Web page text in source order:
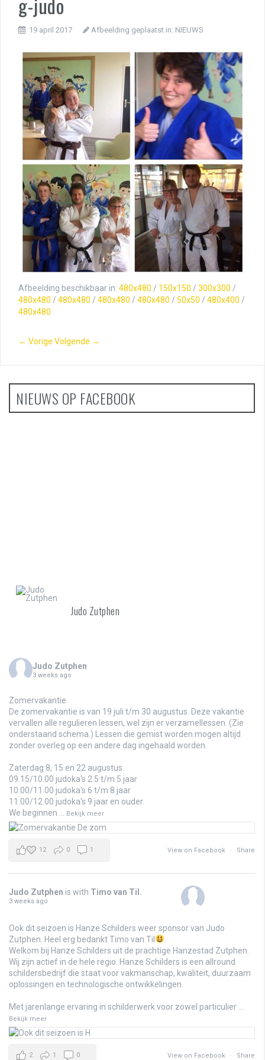
19 april 2017 Afbeelding geplaatst in: NIEUWS
Afbeelding beschikbaar in: 480x480 / 150x150 / 300x300 /
480x480 / 480x480 / 480x480 / 480x480 / 50x50 / 480x400 /
480x480
← Vorige Volgende →
NIEUWS OP FACEBOOK
Judo Zutphen
Judo Zutphen
3 weeks ago
Zomervakantie
De zomervakantie is van 19 juli t/m 30 augustus. Deze vakantie
vervallen alle regulieren lessen, wel zijn er verzamellessen. (Zie
onderstaand schema.) Lessen die gemist worden mogen altijd
zonder overleg op een andere dag ingehaald worden.
Zaterdag 8, 15 en 22 augustus.
09.15/10.00 judoka's 2.5 t/m 5 jaar
10.00/11.00 judoka's 6 t/m 8 jaar
11.00/12.00 judoka's 9 jaar en ouder.
We beginnen
Bekijk meer
View on Facebook · Share
12 0 1
Judo Zutphen is with Timo van Til.
3 weeks ago
Ook dit seizoen is Hanze Schilders weer sponsor van Judo
Zutphen. Heel erg bedankt Timo van Til
Welkom bij Hanze Schilders uit de prachtige Hanzestad Zutphen.
Wij zijn actief in de hele regio. Hanze Schilders is een allround
schildersbedrijf die staat voor vakmanschap, kwaliteit, duurzaam
oplossingen en technologische ontwikkelingen.
Met jarenlange ervaring in schilderwerk voor zowel particulier
Bekijk meer
View on Facebook · Share
2 1 0